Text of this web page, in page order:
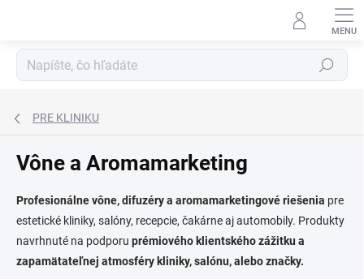
Hľadať
PRE KLINIKU
Vône a Aromamarketing
Profesionálne vône, difuzéry a aromamarketingové riešenia pre
estetické kliniky, salóny, recepcie, čakárne aj automobily. Produkty
navrhnuté na podporu prémiového klientského zážitku a
zapamätateľnej atmosféry kliniky, salónu, alebo značky.